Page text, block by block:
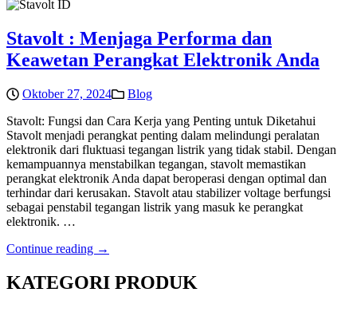
Stavolt : Menjaga Performa dan
Keawetan Perangkat Elektronik Anda
Oktober 27, 2024
Blog
Stavolt: Fungsi dan Cara Kerja yang Penting untuk Diketahui
Stavolt menjadi perangkat penting dalam melindungi peralatan
elektronik dari fluktuasi tegangan listrik yang tidak stabil. Dengan
kemampuannya menstabilkan tegangan, stavolt memastikan
perangkat elektronik Anda dapat beroperasi dengan optimal dan
terhindar dari kerusakan. Stavolt atau stabilizer voltage berfungsi
sebagai penstabil tegangan listrik yang masuk ke perangkat
elektronik. …
Continue reading →
KATEGORI PRODUK